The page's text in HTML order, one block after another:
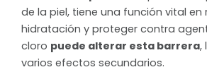
de la piel, tiene una función vital en
hidratación y proteger contra
cloro puede alterar esta barrera,
varios efectos secundarios.